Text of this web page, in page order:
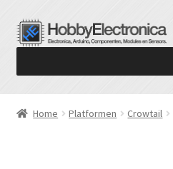
Ga
door
navigatie
Ga
naar
inhoud
Home Platformen Crowtail